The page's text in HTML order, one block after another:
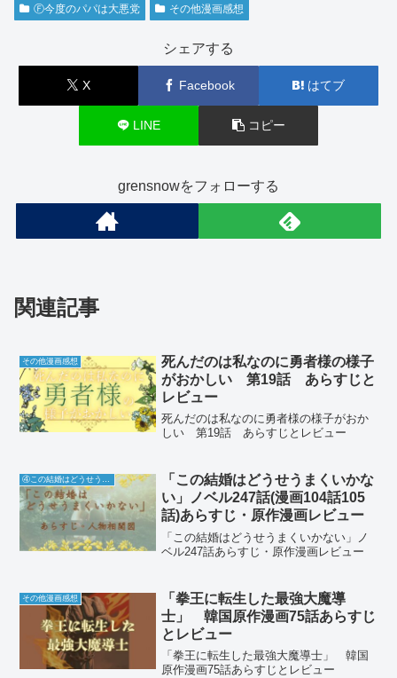
Ⓕ今度のパパは大悪党 その他漫画感想
シェアする
X Facebook はてブ
LINE コピー
grensnowをフォローする
関連記事
その他漫画感想
死んだのは私なのに勇者様の様子
がおかしい 第19話 あらすじと
レビュー
死んだのは私なのに勇者様の様子がおか
しい 第19話 あらすじとレビュー
④この結婚はどうせうまくいかない
「この結婚はどうせうまくいかな
い」ノベル247話(漫画104話105
話)あらすじ・原作漫画レビュー
「この結婚はどうせうまくいかない」ノ
ベル247話あらすじ・原作漫画レビュー
その他漫画感想
「拳王に転生した最強大魔導
士」 韓国原作漫画75話あらすじ
とレビュー
「拳王に転生した最強大魔導士」 韓国
原作漫画75話あらすじとレビュー